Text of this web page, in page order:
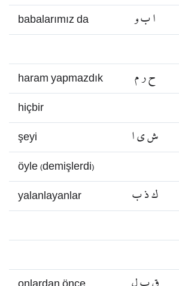
babalarımız da ا ب و
haram yapmazdık ح ر م
hiçbir
şeyi ش ي ا
öyle (demişlerdi)
yalanlayanlar ك ذ ب